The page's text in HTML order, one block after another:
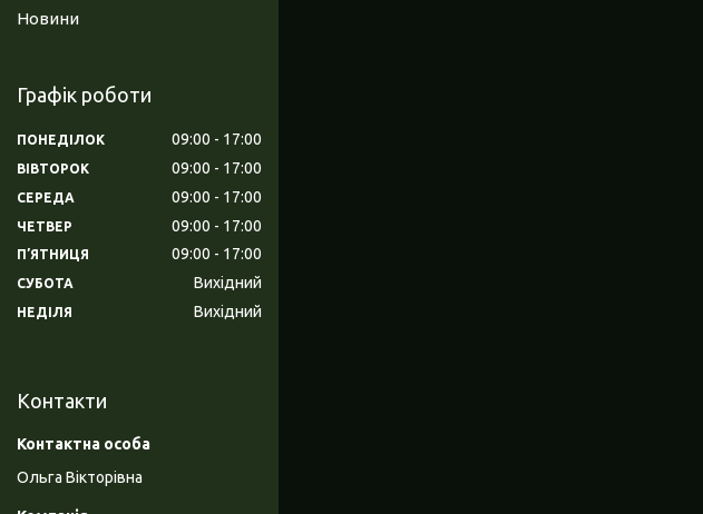
Новини
Графік роботи
ПОНЕДІЛОК 09:00 17:00
ВІВТОРОК 09:00 17:00
СЕРЕДА 09:00 17:00
ЧЕТВЕР 09:00 17:00
ПʼЯТНИЦЯ 09:00 17:00
СУБОТА Вихідний
НЕДІЛЯ Вихідний
Контакти
Ольга Вікторівна